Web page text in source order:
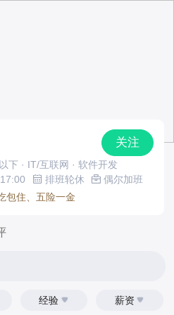
关注
下 · IT/互联网 · 软件开发
排班轮休
偶尔加班
包住、五险一金
经验 薪资